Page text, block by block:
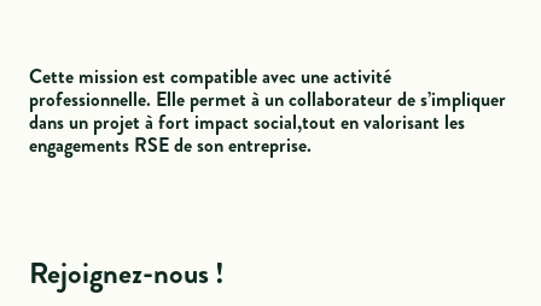
Cette mission est compatible avec une activité
professionnelle. Elle permet à un collaborateur de s’impliquer
dans un projet à fort impact social,tout en valorisant les
engagements RSE de son entreprise.
Rejoignez-nous !